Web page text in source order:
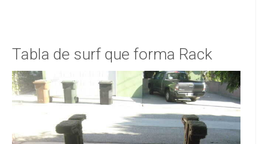
Tabla de surf que forma Rack